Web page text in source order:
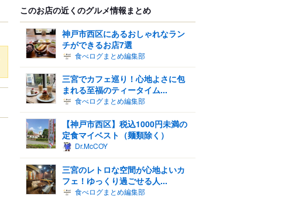
このお店の近くのグルメ情報まとめ
神戸市西区にあるおしゃれなラン
チができるお店7選
食べログまとめ編集部
三宮でカフェ巡り！心地よさに包
まれる至福のティータイム...
食べログまとめ編集部
【神戸市西区】税込1000円未満の
定食マイベスト（麺類除く）
Dr.McCOY
三宮のレトロな空間が心地よいカ
フェ！ゆっくり過ごせる人...
食べログまとめ編集部